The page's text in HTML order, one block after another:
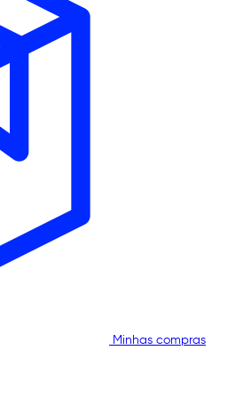
Minhas compras